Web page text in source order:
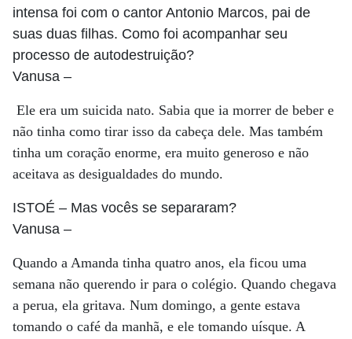
intensa foi com o cantor Antonio Marcos, pai de
suas duas filhas. Como foi acompanhar seu
processo de autodestruição?
Vanusa –
Ele era um suicida nato. Sabia que ia morrer de beber e
não tinha como tirar isso da cabeça dele. Mas também
tinha um coração enorme, era muito generoso e não
aceitava as desigualdades do mundo.
ISTOÉ – Mas vocês se separaram?
Vanusa –
Quando a Amanda tinha quatro anos, ela ficou uma
semana não querendo ir para o colégio. Quando chegava
a perua, ela gritava. Num domingo, a gente estava
tomando o café da manhã, e ele tomando uísque. A